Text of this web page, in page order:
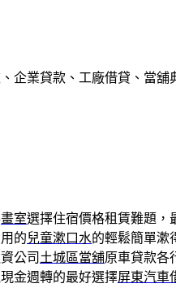
企業貸款、工廠借貸、當舖
畫室選擇住宿價格租賃難題，
的兒童漱口水的輕鬆簡單漱
公司 土城區當舖原車貸款各
金週轉的最好選擇屏東汽車